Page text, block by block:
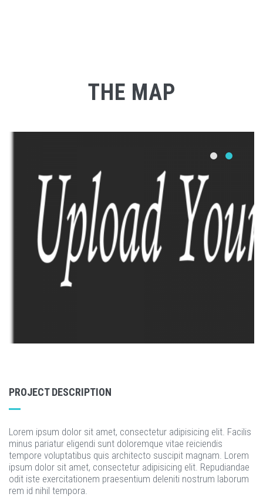
THE MAP
PROJECT DESCRIPTION
Lorem ipsum dolor sit amet, consectetur adipisicing elit. Facilis
minus pariatur eligendi sunt doloremque vitae reiciendis
tempore voluptatibus quis architecto suscipit magnam. Lorem
ipsum dolor sit amet, consectetur adipisicing elit. Repudiandae
odit iste exercitationem praesentium deleniti nostrum laborum
rem id nihil tempora.